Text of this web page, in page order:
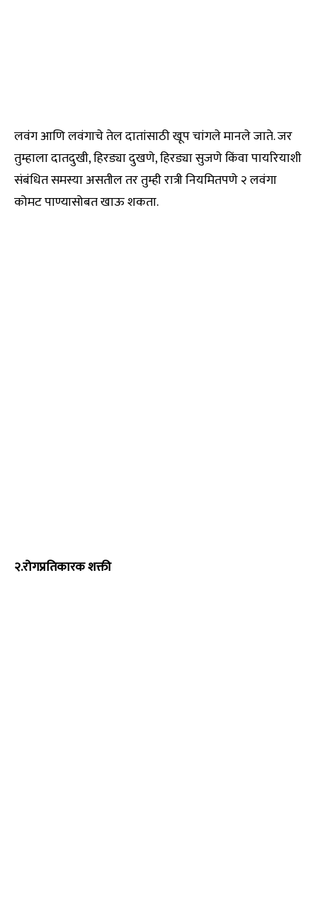
लवंग आणि लवंगाचे तेल दातांसाठी खूप चांगले मानले जाते. जर
तुम्हाला दातदुखी, हिरड्या दुखणे, हिरड्या सुजणे किंवा पायरियाशी
संबंधित समस्या असतील तर तुम्ही रात्री नियमितपणे २ लवंगा
कोमट पाण्यासोबत खाऊ शकता.
२.रोगप्रतिकारक शक्ती